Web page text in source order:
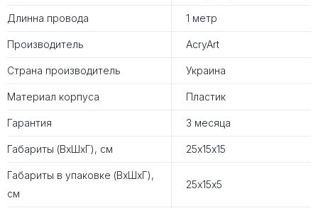
Длинна провода 1 метр
Производитель AcryArt
Страна производитель Украина
Материал корпуса Пластик
Гарантия 3 месяца
Габариты (ВхШхГ), см 25х15х15
Габариты в упаковке (ВхШхГ),
см
25х15х5